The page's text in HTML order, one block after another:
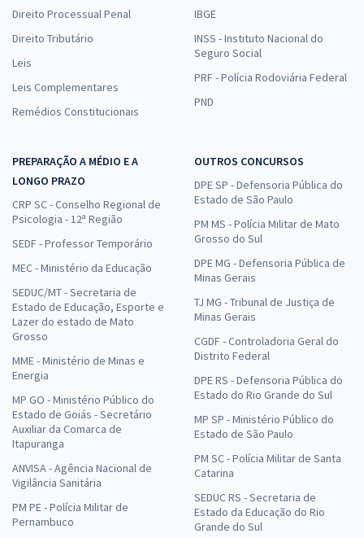
Direito Processual Penal
Direito Tributário
Leis
Leis Complementares
Remédios Constitucionais
IBGE
INSS - Instituto Nacional do
Seguro Social
PRF - Polícia Rodoviária Federal
PND
PREPARAÇÃO A MÉDIO E A
LONGO PRAZO
CRP SC - Conselho Regional de
Psicologia - 12ª Região
SEDF - Professor Temporário
MEC - Ministério da Educação
SEDUC/MT - Secretaria de
Estado de Educação, Esporte e
Lazer do estado de Mato
Grosso
MME - Ministério de Minas e
Energia
MP GO - Ministério Público do
Estado de Goiás - Secretário
Auxiliar da Comarca de
Itapuranga
ANVISA - Agência Nacional de
Vigilância Sanitária
PM PE - Polícia Militar de
Pernambuco
OUTROS CONCURSOS
DPE SP - Defensoria Pública do
Estado de São Paulo
PM MS - Polícia Militar de Mato
Grosso do Sul
DPE MG - Defensoria Pública de
Minas Gerais
TJ MG - Tribunal de Justiça de
Minas Gerais
CGDF - Controladoria Geral do
Distrito Federal
DPE RS - Defensoria Pública do
Estado do Rio Grande do Sul
MP SP - Ministério Público do
Estado de São Paulo
PM SC - Polícia Militar de Santa
Catarina
SEDUC RS - Secretaria de
Estado da Educação do Rio
Grande do Sul